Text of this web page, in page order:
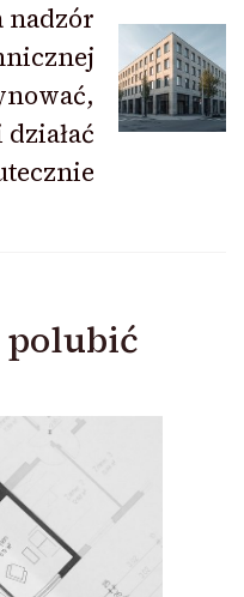
nadzór
polubić